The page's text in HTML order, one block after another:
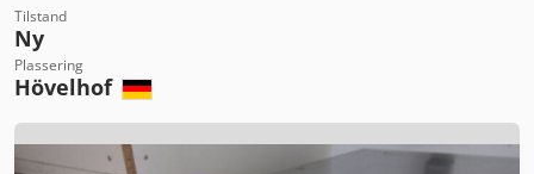
Tilstand
Ny
Plassering
Hövelhof